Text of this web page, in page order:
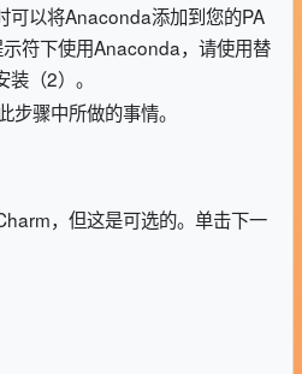
可以将Anaconda添加到您的PA
符下使用Anaconda，请使用替
（2）。
步骤中所做的事情。
，但这是可选的。单击下一